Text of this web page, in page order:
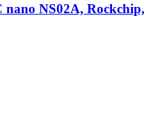
NS02A, Rockchip,